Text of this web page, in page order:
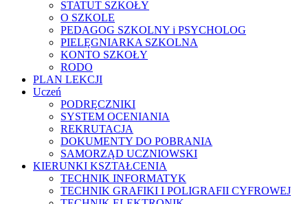
STATUT SZKOŁY
O SZKOLE
PEDAGOG SZKOLNY i PSYCHOLOG
PIELĘGNIARKA SZKOLNA
KONTO SZKOŁY
RODO
PLAN LEKCJI
Uczeń
PODRĘCZNIKI
SYSTEM OCENIANIA
REKRUTACJA
DOKUMENTY DO POBRANIA
SAMORZĄD UCZNIOWSKI
KIERUNKI KSZTAŁCENIA
TECHNIK INFORMATYK
TECHNIK GRAFIKI I POLIGRAFII CYFROWEJ